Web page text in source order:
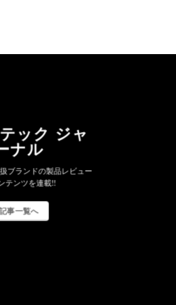
ック ジャ
ナル
ブランドの製品レビュー
テンツを連載!!
事一覧へ